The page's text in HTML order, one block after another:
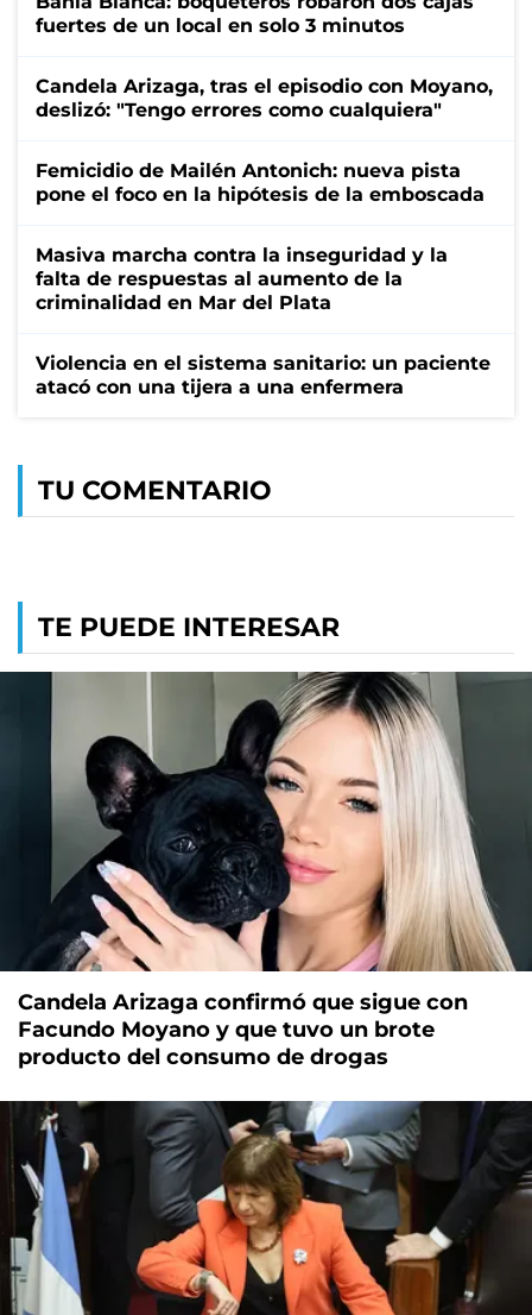
fuertes de un local en solo 3 minutos
Candela Arizaga, tras el episodio con Moyano,
deslizó: "Tengo errores como cualquiera"
Femicidio de Mailén Antonich: nueva pista
pone el foco en la hipótesis de la emboscada
Masiva marcha contra la inseguridad y la
falta de respuestas al aumento de la
criminalidad en Mar del Plata
Violencia en el sistema sanitario: un paciente
atacó con una tijera a una enfermera
TU COMENTARIO
TE PUEDE INTERESAR
Candela Arizaga confirmó que sigue con
Facundo Moyano y que tuvo un brote
producto del consumo de drogas